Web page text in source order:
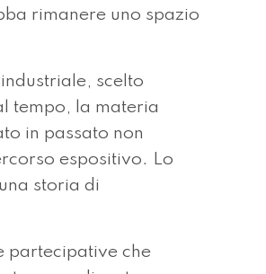
rimanere uno spazio
scelto
tempo, la materia
in passato non
espositivo. Lo
storia di
partecipative che